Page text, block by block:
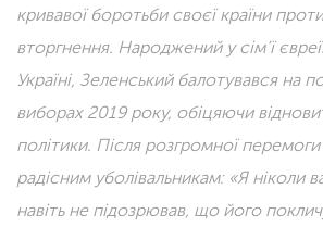
кривавої боротьби своєї країни
вторгнення. Народжений у сім’ї
Україні, Зеленський балотувався на
виборах 2019 року, обіцяючи
політики. Після розгромної перемоги
радісним уболівальникам: «Я ніколи
навіть не підозрював, що його